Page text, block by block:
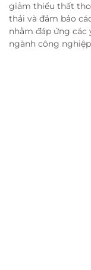
giảm thiểu thất
thải và đảm bảo
nhằm đáp ứng các
ngành công